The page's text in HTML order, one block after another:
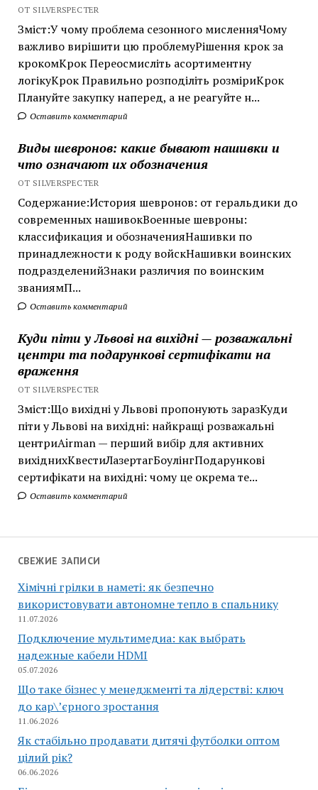
ОТ SILVERSPECTER
Зміст:У чому проблема сезонного мисленняЧому
важливо вирішити цю проблемуРішення крок за
крокомКрок Переосмисліть асортиментну
логікуКрок Правильно розподіліть розміриКрок
Плануйте закупку наперед, а не реагуйте н...
Оставить комментарий
Виды шевронов: какие бывают нашивки и
что означают их обозначения
ОТ SILVERSPECTER
Содержание:История шевронов: от геральдики до
современных нашивокВоенные шевроны:
классификация и обозначенияНашивки по
принадлежности к роду войскНашивки воинских
подразделенийЗнаки различия по воинским
званиямП...
Оставить комментарий
Куди піти у Львові на вихідні — розважальні
центри та подарункові сертифікати на
враження
ОТ SILVERSPECTER
Зміст:Що вихідні у Львові пропонують заразКуди
піти у Львові на вихідні: найкращі розважальні
центриAirman — перший вибір для активних
вихіднихКвестиЛазертагБоулінгПодарункові
сертифікати на вихідні: чому це окрема те...
Оставить комментарий
СВЕЖИЕ ЗАПИСИ
Хімічні грілки в наметі: як безпечно
використовувати автономне тепло в спальнику
11.07.2026
Подключение мультимедиа: как выбрать
надежные кабели HDMI
05.07.2026
Що таке бізнес у менеджменті та лідерстві: ключ
до кар\’єрного зростання
11.06.2026
Як стабільно продавати дитячі футболки оптом
цілий рік?
06.06.2026